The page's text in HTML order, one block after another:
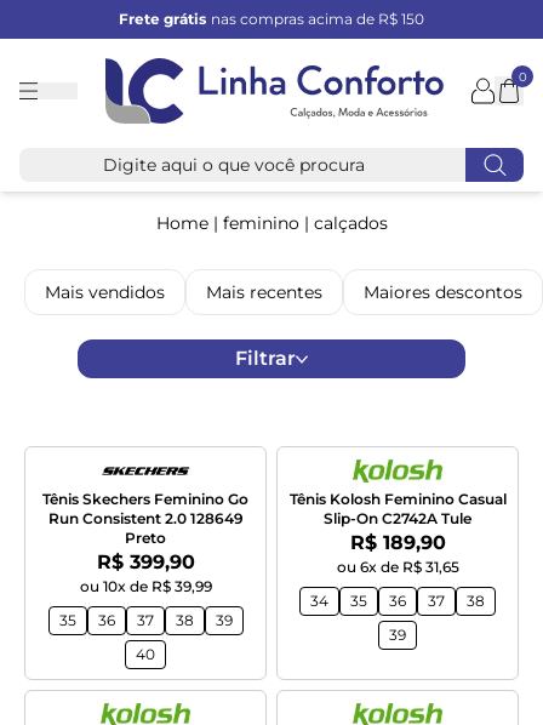
Frete grátis nas compras acima de R$ 150
Linha
0
Home| feminino| calçados
Mais vendidos Mais recentes Maiores descontos
Filtrar
Tênis Skechers Feminino Go
Run Consistent 2.0 128649
Preto
Por:
R$ 399,90
ou 10x de R$ 39,99
35
36 37 38
39
40
Tênis Kolosh Feminino Casual
Slip-On C2742A Tule
Por:
R$ 189,90
ou 6x de R$ 31,65
34
35 36 37
38
39